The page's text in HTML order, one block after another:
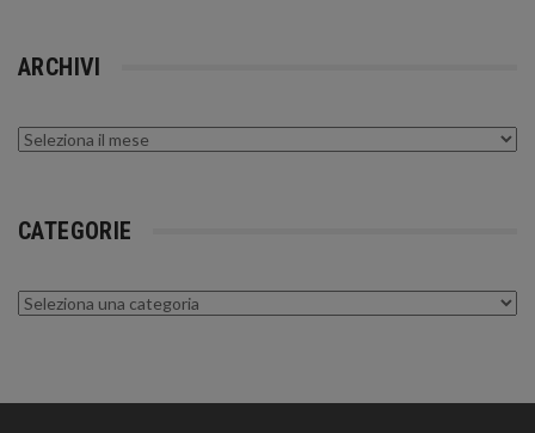
ARCHIVI
Archivi
CATEGORIE
Categorie